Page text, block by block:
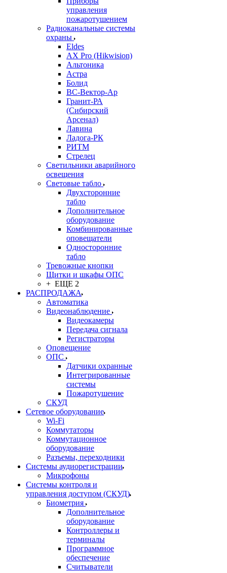
управления
пожаротушением
Радиоканальные системы
охраны
Eldes
AX Pro (Hikwision)
Альтоника
Астра
Болид
ВС-Вектор-Ар
Гранит-РА
(Сибирский
Арсенал)
Лавина
Ладога-РК
РИТМ
Стрелец
Светильники аварийного
освещения
Световые табло
Двухсторонние
табло
Дополнительное
оборудование
Комбинированные
оповещатели
Односторонние
табло
Тревожные кнопки
Щитки и шкафы ОПС
+ ЕЩЕ 2
РАСПРОДАЖА
Автоматика
Видеонаблюдение
Видеокамеры
Передача сигнала
Регистраторы
Оповещение
ОПС
Датчики охранные
Интегрированные
системы
Пожаротушение
СКУД
Сетевое оборудование
Wi-Fi
Коммутаторы
Коммутационное
оборудование
Разъемы, переходники
Системы аудиорегистрации
Микрофоны
Системы контроля и
управления доступом (СКУД)
Биометрия
Дополнительное
оборудование
Контроллеры и
терминалы
Программное
обеспечение
Считыватели